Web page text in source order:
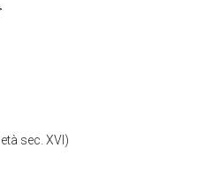
sec. XVI)